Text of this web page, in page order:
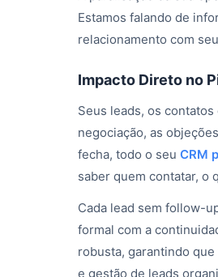
Estamos falando de
relacionamento com
Impacto Direto no
Seus leads, os
negociação, as
fecha, todo o seu CRM
saber quem contatar, o
Cada lead sem follow-
formal com a
robusta, garantindo
e gestão de leads